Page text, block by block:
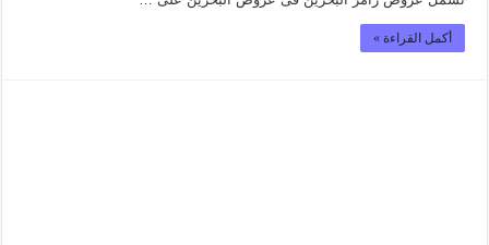
أكمل القراءة »